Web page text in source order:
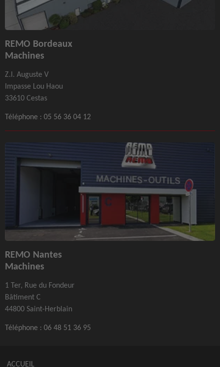
REMO Bordeaux
Machines
Z.I. Auguste V
Impasse Lou Haou
33610 Cestas
Téléphone : 05 56 36 04 12
REMO Nantes
Machines
1 Ter, Rue du Fondeur
Bâtiment C
44800 Saint-Herblain
Téléphone : 06 48 51 36 95
ACCUEIL